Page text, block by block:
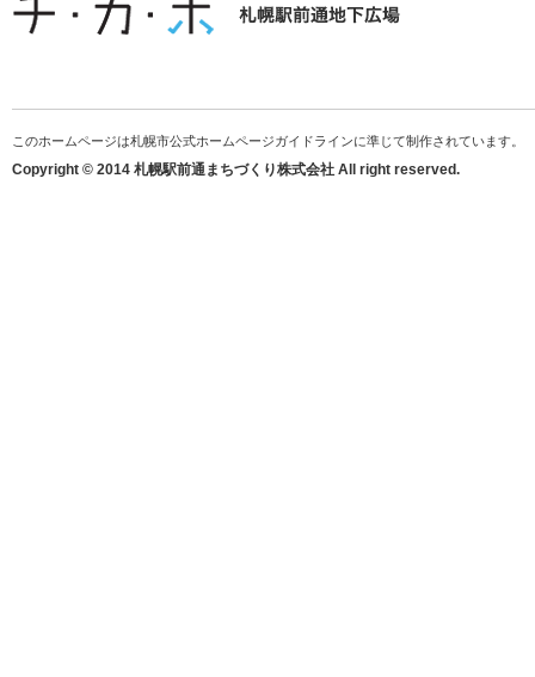
このホームページは札幌市公式ホームページガイドラインに準じて制作されています。
Copyright © 2014 札幌駅前通まちづくり株式会社 All right reserved.